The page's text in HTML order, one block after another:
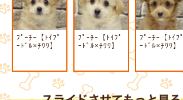
ﾌﾟｰﾁｰ【ﾄｲﾌﾟ
ｰﾄﾞﾙ×ﾁﾜﾜ】
ﾌﾟｰﾁｰ【ﾄｲﾌﾟ
ｰﾄﾞﾙ×ﾁﾜﾜ】
ﾌﾟｰﾁｰ【ﾄｲﾌﾟ
ｰﾄﾞﾙ×ﾁﾜﾜ】